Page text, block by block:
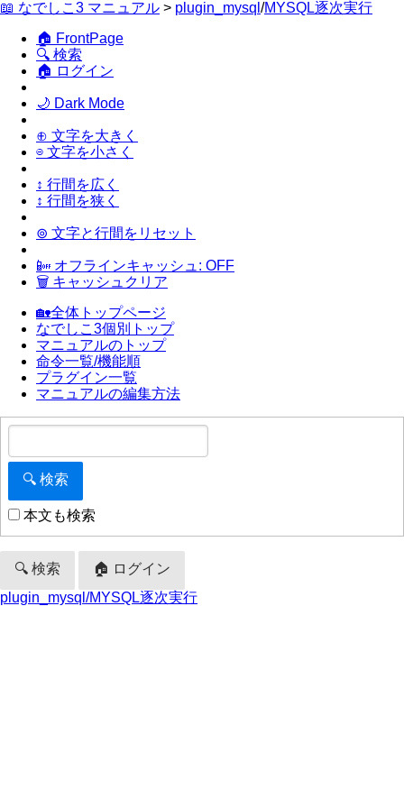
📖 なでしこ3 マニュアル > plugin_mysql /MYSQL逐次実行
🏠 FrontPage
🔍 検索
🏠 ログイン
🌙 Dark Mode
⊕ 文字を大きく
⊖ 文字を小さく
↕ 行間を広く
↕ 行間を狭く
⊚ 文字と行間をリセット
📴 オフラインキャッシュ: OFF
🗑 キャッシュクリア
🏡全体トップページ
なでしこ3個別トップ
マニュアルのトップ
命令一覧/機能順
プラグイン一覧
マニュアルの編集方法
本文も検索
🔍 検索
🏠 ログイン
plugin_mysql/MYSQL逐次実行